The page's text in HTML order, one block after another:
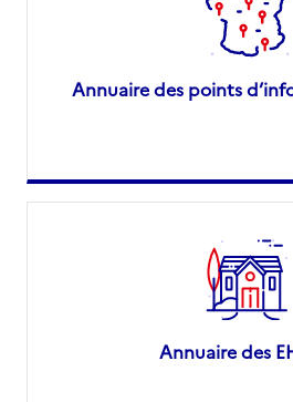
Annuaire des points
Annuaire des